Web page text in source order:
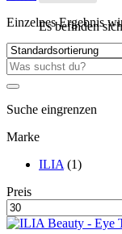
Es befinden
Zurück zum
Einzelnes Ergebnis
Suche
nach:
Suche eingrenzen
Marke
ILIA (1)
Preis
Min.
Preis